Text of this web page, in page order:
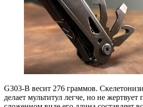
G303-B весит 276 граммов.
делает мультитул легче, но не